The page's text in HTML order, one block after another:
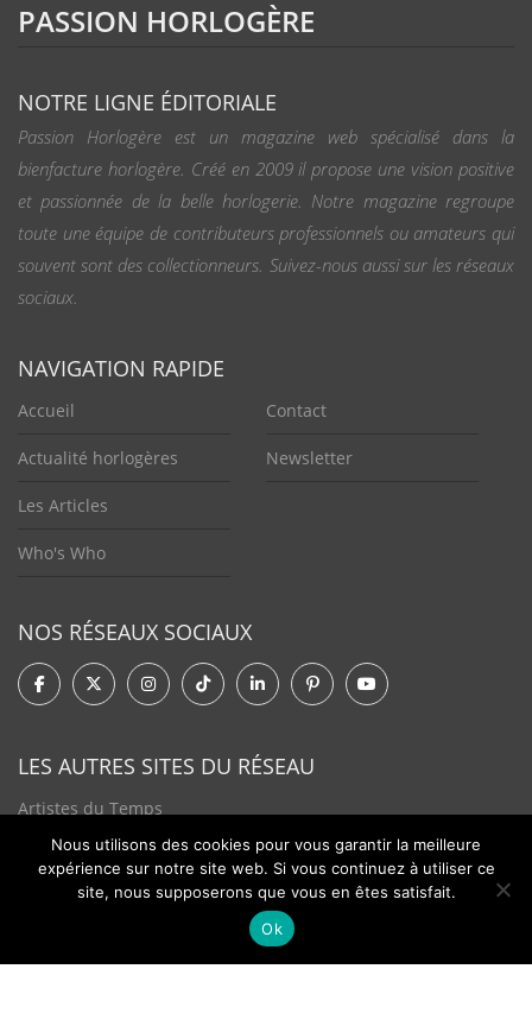
PASSION HORLOGÈRE
NOTRE LIGNE ÉDITORIALE
Passion Horlogère est un magazine web spécialisé dans la
bienfacture horlogère. Créé en 2009 il propose une vision positive
et passionnée de la belle horlogerie. Notre magazine regroupe
toute une équipe de contributeurs professionnels ou amateurs qui
souvent sont des collectionneurs. Suivez-nous aussi sur les réseaux
sociaux.
NAVIGATION RAPIDE
Accueil
Actualité horlogères
Les Articles
Who's Who
Contact
Newsletter
NOS RÉSEAUX SOCIAUX
LES AUTRES SITES DU RÉSEAU
Artistes du Temps
Tendances Plurielles
Nous utilisons des cookies pour vous garantir la meilleure
expérience sur notre site web. Si vous continuez à utiliser ce
site, nous supposerons que vous en êtes satisfait.
Ok